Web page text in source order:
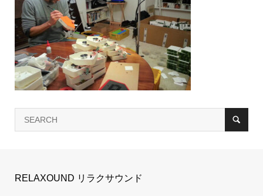
RELAXOUND リラクサウンド